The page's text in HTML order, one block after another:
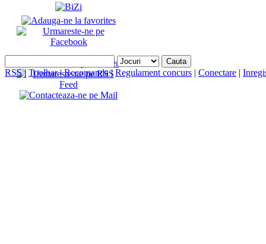
RSS| Toolbar|Recomanda|Regulament concurs | Conectare |